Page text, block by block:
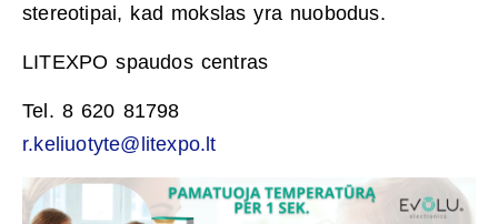
stereotipai, kad mokslas yra nuobodus.
LITEXPO spaudos centras
Tel. 8 620 81798
r.keliuotyte@litexpo.lt